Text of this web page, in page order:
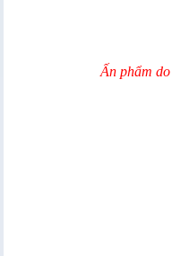
Ấn phẩm